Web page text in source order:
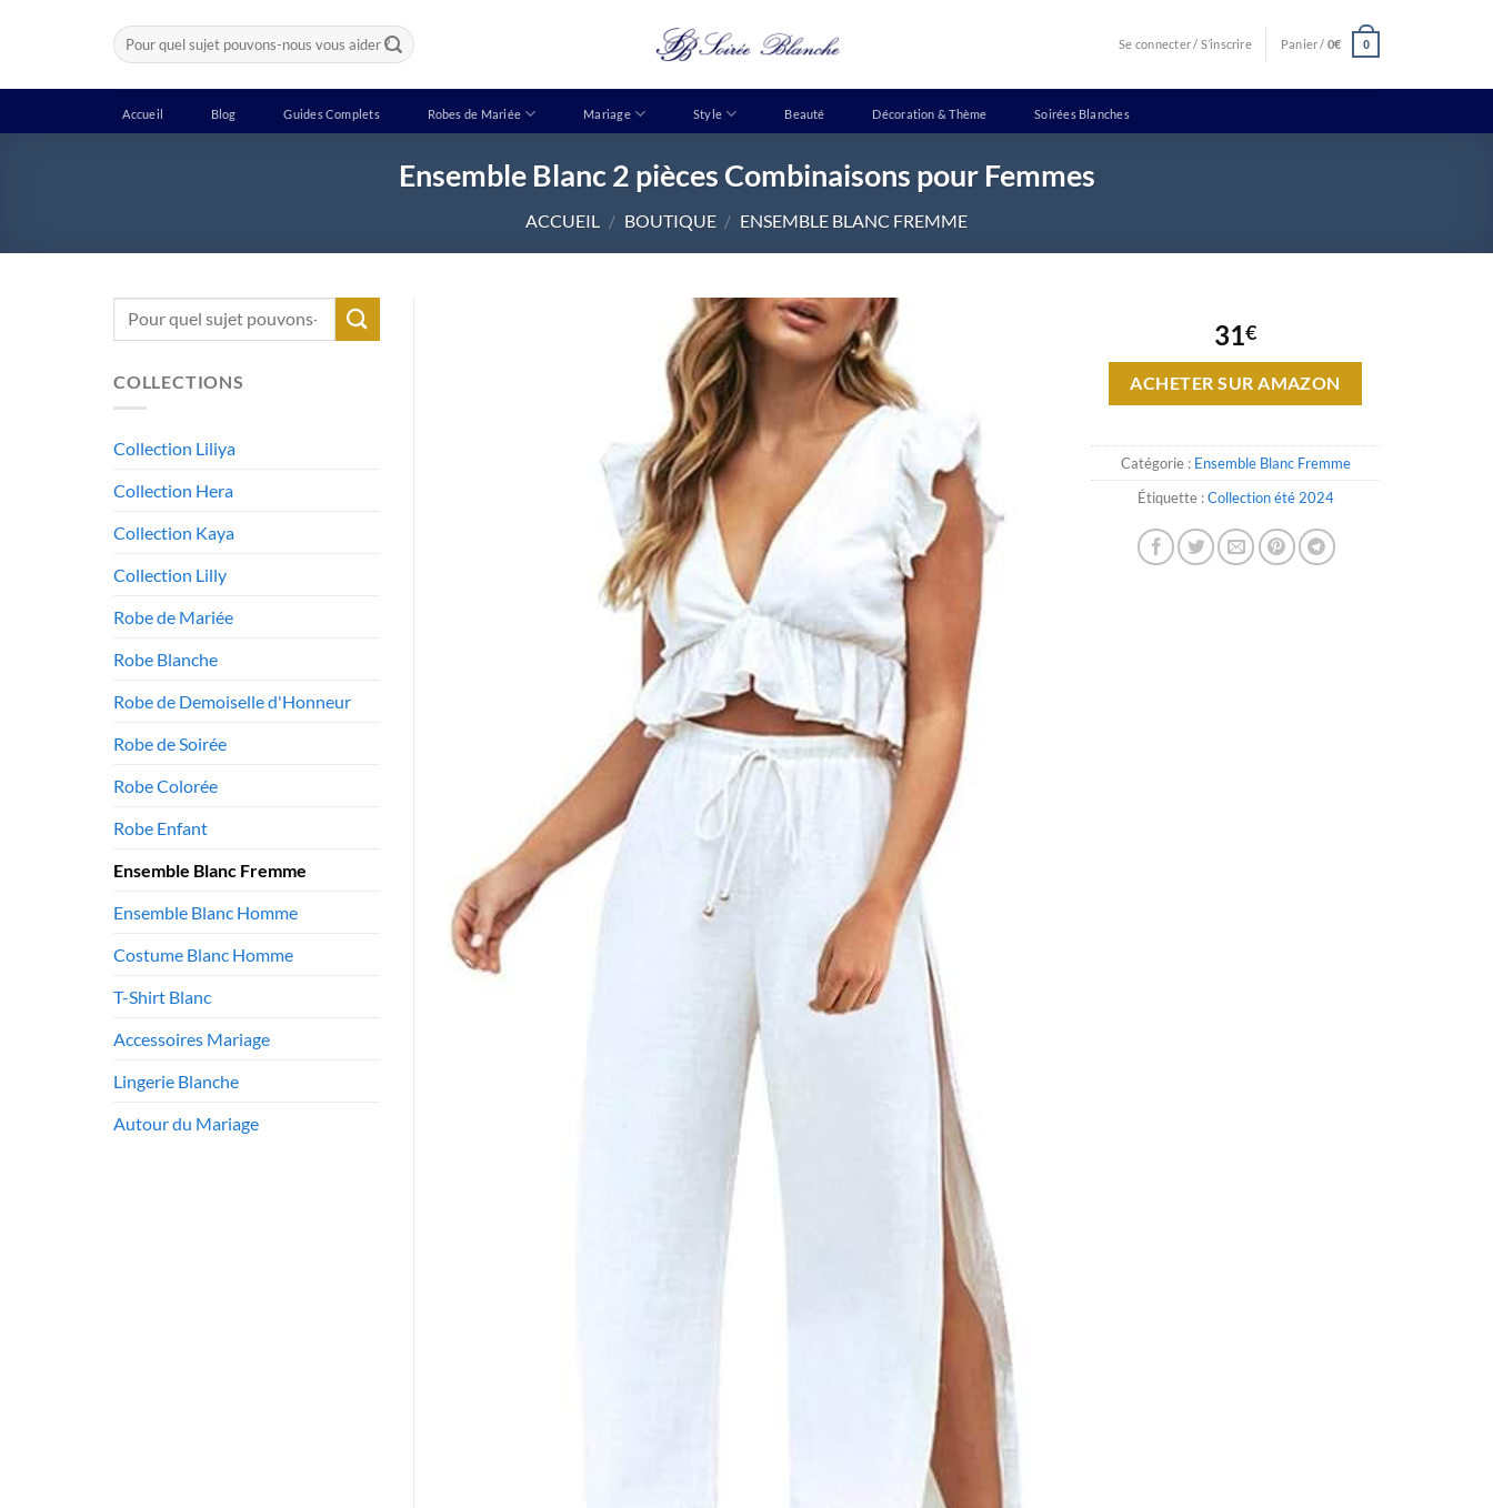
Recherche
pour :
Se connecter / S’inscrire Panier / 0€ 0
Accueil Blog Guides Complets Robes de Mariée Mariage Style Beauté Décoration & Thème Soirées Blanches
Ensemble Blanc 2 pièces Combinaisons pour Femmes
ACCUEIL / BOUTIQUE / ENSEMBLE BLANC FREMME
Recherche
COLLECTIONS
Collection Liliya
Collection Hera
Collection Kaya
Collection Lilly
Robe de Mariée
Robe Blanche
Robe de Demoiselle d'Honneur
Robe de Soirée
Robe Colorée
Robe Enfant
Ensemble Blanc Fremme
Ensemble Blanc Homme
Costume Blanc Homme
T-Shirt Blanc
Accessoires Mariage
Lingerie Blanche
Autour du Mariage
31€
ACHETER SUR AMAZON
Catégorie : Ensemble Blanc Fremme
Étiquette :Collection été 2024